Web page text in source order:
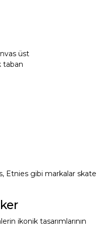
üst
taban
Etnies gibi markalar skate
ikonik tasarımlarının